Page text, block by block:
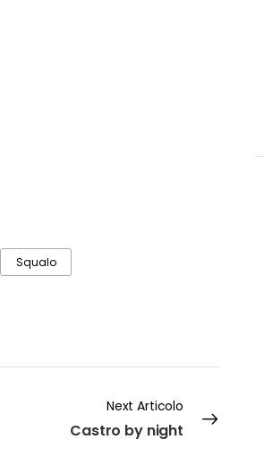
Squalo
Next Articolo
Castro by night